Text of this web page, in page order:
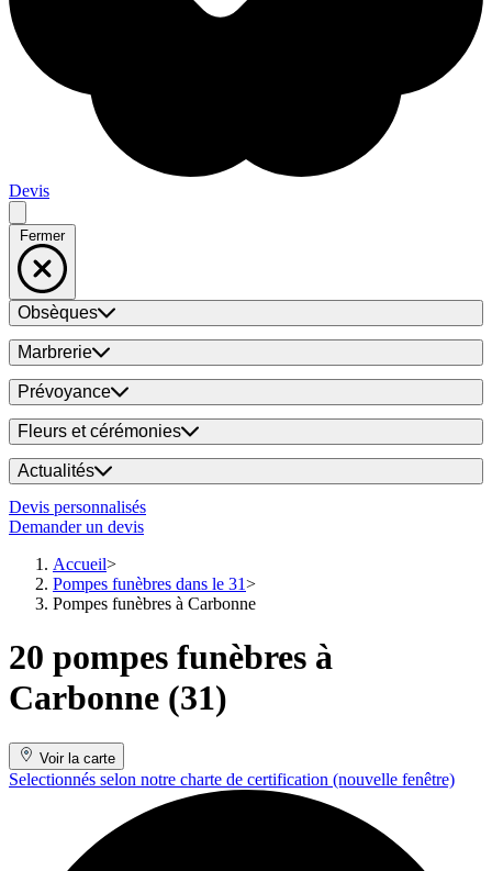
Devis
Fermer
Obsèques
Marbrerie
Prévoyance
Fleurs et cérémonies
Actualités
Devis personnalisés
Demander un devis
Accueil
Pompes funèbres dans le 31
Pompes funèbres à Carbonne
20 pompes funèbres à
Carbonne (31)
Voir la carte
Selectionnés selon notre charte de certification (nouvelle fenêtre)